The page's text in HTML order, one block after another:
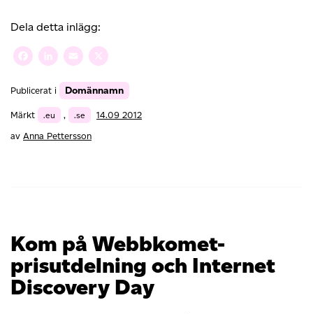
flera
år
i
stöten
Dela detta inlägg:
Facebook
LinkedIn
Email
Publicerat i Domännamn
Märkt .eu , .se
14.09 2012
av Anna Pettersson
Kom på Webbkomet-
prisutdelning och Internet
Discovery Day